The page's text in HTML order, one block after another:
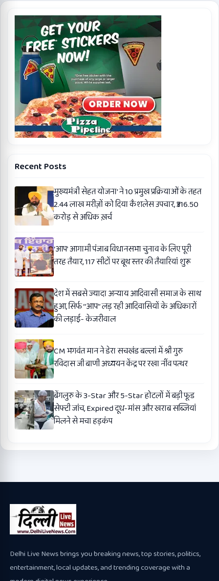
Recent Posts
मुख्यमंत्री सेहत योजना’ ने 10 प्रमुख प्रक्रियाओं के तहत
2.44 लाख मरीज़ों को दिया कैशलेस उपचार, ₹316.50
करोड़ से अधिक ख़र्च
‘आप’ आगामी पंजाब विधानसभा चुनाव के लिए पूरी
तरह तैयार, 117 सीटों पर बूथ स्तर की तैयारियां शुरू
देश में सबसे ज्यादा अन्याय आदिवासी समाज के साथ
हुआ, सिर्फ ‘‘आप’’ लड़ रही आदिवासियों के अधिकारों
की लड़ाई- केजरीवाल
CM भगवंत मान ने डेरा सचखंड बल्लां में श्री गुरु
रविदास जी बाणी अध्ययन केंद्र पर रखा नींव पत्थर
बेंगलुरु के 3-Star और 5-Star होटलों में बड़ी फूड
सेफ्टी जांच, Expired दूध-मांस और खराब सब्जियां
मिलने से मचा हड़कंप
Delhi Live News brings you breaking news, top stories, politics,
entertainment, local updates, and trending coverage with a